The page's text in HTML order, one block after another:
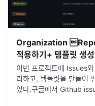
Organization
적용하기+ 템플릿 생
이번 프로젝트에 Issues
리하고, 템플릿을 만들어 편리하게 이용도 하고 이쁘게 꾸미고 싶
었다.구글에서 Github